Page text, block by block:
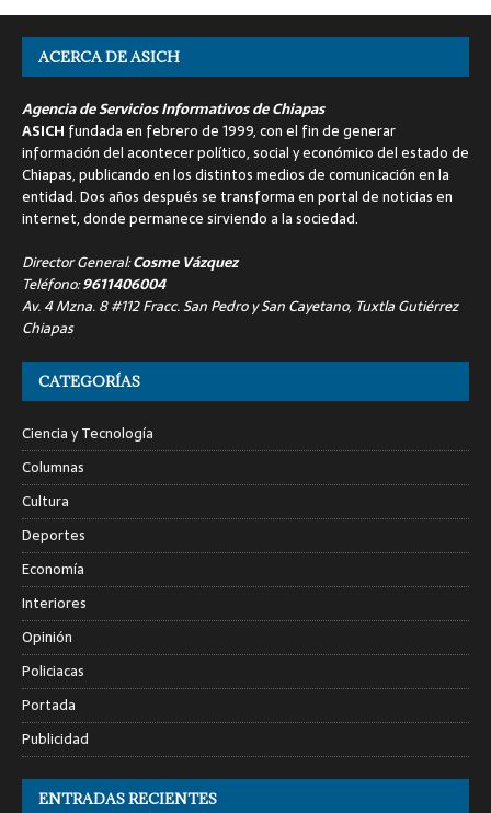
ACERCA DE ASICH
Agencia de Servicios Informativos de Chiapas
ASICH fundada en febrero de 1999, con el fin de generar
información del acontecer político, social y económico del estado de
Chiapas, publicando en los distintos medios de comunicación en la
entidad. Dos años después se transforma en portal de noticias en
internet, donde permanece sirviendo a la sociedad.
Director General:Cosme Vázquez
Teléfono:9611406004
Av. 4 Mzna. 8 #112 Fracc. San Pedro y San Cayetano, Tuxtla Gutiérrez
Chiapas
CATEGORÍAS
Ciencia y Tecnología
Columnas
Cultura
Deportes
Economía
Interiores
Opinión
Policiacas
Portada
Publicidad
ENTRADAS RECIENTES